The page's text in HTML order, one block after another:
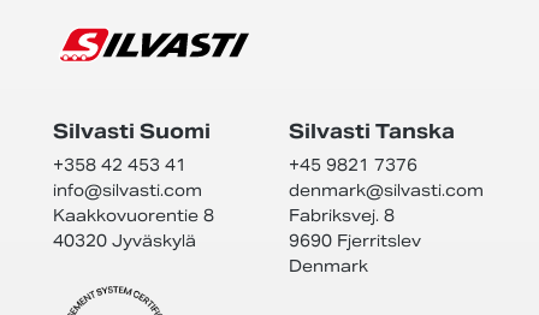
Silvasti Suomi
+358 42 453 41
info@silvasti.com
Kaakkovuorentie 8
40320 Jyväskylä
Silvasti Tanska
+45 9821 7376
denmark@silvasti.com
Fabriksvej. 8
9690 Fjerritslev
Denmark